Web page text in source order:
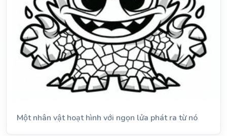
Một nhân vật hoạt hình với ngọn lửa phát ra từ nó